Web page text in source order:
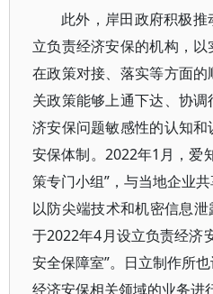
此外，岸田政府积极
立负责经济安保的机构，
在政策对接、落实等方面
关政策能够上通下达、协
济安保问题敏感性的认知
安保体制。2022年1月，爱
策专门小组”，与当地企业
以防尖端技术和机密信息
于2022年4月设立负责经济
安全保障室”。日立制作所
经济安保相关领域的业务进